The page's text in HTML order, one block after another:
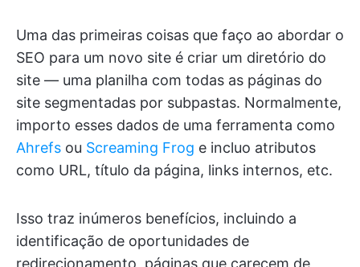
Uma das primeiras coisas que faço ao abordar o
SEO para um novo site é criar um diretório do
site — uma planilha com todas as páginas do
site segmentadas por subpastas. Normalmente,
importo esses dados de uma ferramenta como
Ahrefs ou Screaming Frog e incluo atributos
como URL, título da página, links internos, etc.
Isso traz inúmeros benefícios, incluindo a
identificação de oportunidades de
redirecionamento, páginas que carecem de